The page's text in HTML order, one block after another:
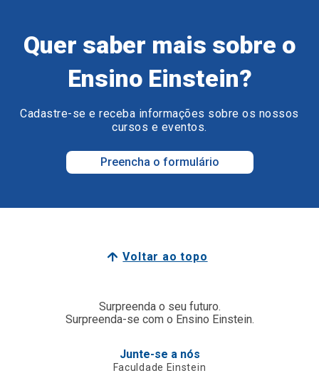
Quer saber mais sobre o
Ensino Einstein?
Cadastre-se e receba informações sobre os nossos
cursos e eventos.
Preencha o formulário
Voltar ao topo
Surpreenda o seu futuro.
Surpreenda-se com o Ensino Einstein.
Junte-se a nós
Faculdade Einstein